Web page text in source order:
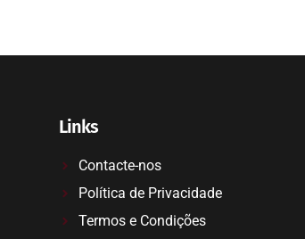
Links
Contacte-nos
Política de Privacidade
Termos e Condições